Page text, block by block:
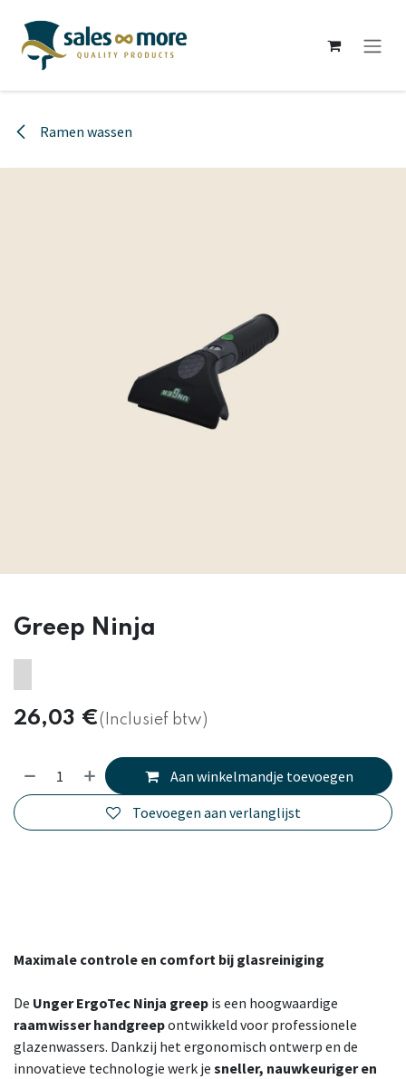
Ramen wassen
Greep Ninja
26,03 €(Inclusief btw)
Aan winkelmandje toevoegen
Toevoegen aan verlanglijst
Maximale controle en comfort bij glasreiniging
De Unger ErgoTec Ninja greep is een hoogwaardige
raamwisser handgreepontwikkeld voor professionele
glazenwassers. Dankzij het ergonomisch ontwerp en de
innovatieve technologie werk je sneller, nauwkeuriger en